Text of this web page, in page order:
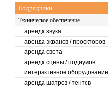
Подрядчики
Техническое обеспечение
аренда звука
аренда экранов / проекторов
аренда света
аренда сцены / подиумов
интерактивное оборудование
аренда шатров / тентов